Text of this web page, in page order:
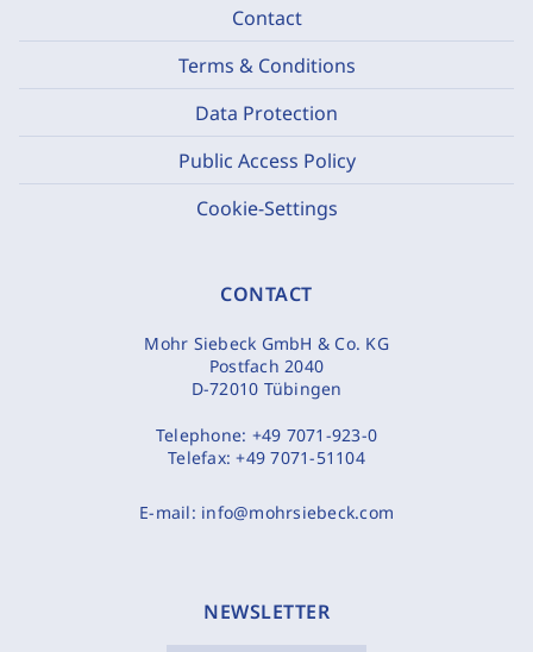
Contact
Terms & Conditions
Data Protection
Public Access Policy
Cookie-Settings
CONTACT
Mohr Siebeck GmbH & Co. KG
Postfach 2040
D-72010 Tübingen
Telephone: +49 7071-923-0
Telefax:+49 7071-51104
E-mail: info@mohrsiebeck.com
NEWSLETTER